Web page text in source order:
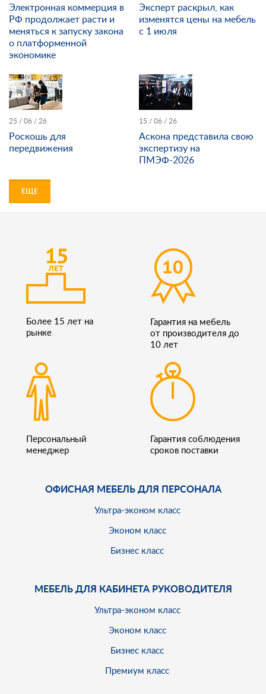
Электронная коммерция в
РФ продолжает расти и
меняться к запуску закона
о платформенной
экономике
Эксперт раскрыл, как
изменятся цены на мебель
с 1 июля
25 / 06 / 26
Роскошь для
передвижения
15 / 06 / 26
Аскона представила свою
экспертизу на
ПМЭФ-2026
ЕЩЕ
Более 15 лет на
рынке
Гарантия на мебель
от производителя до
10 лет
Персональный
менеджер
Гарантия соблюдения
сроков поставки
ОФИСНАЯ МЕБЕЛЬ ДЛЯ ПЕРСОНАЛА
Ультра-эконом класс
Эконом класс
Бизнес класс
МЕБЕЛЬ ДЛЯ КАБИНЕТА РУКОВОДИТЕЛЯ
Ультра-эконом класс
Эконом класс
Бизнес класс
Премиум класс